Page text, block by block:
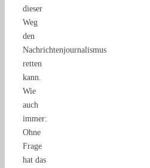
dieser
Weg
den
Nachrichtenjournalismus
retten
kann.
Wie
auch
immer:
Ohne
Frage
hat das